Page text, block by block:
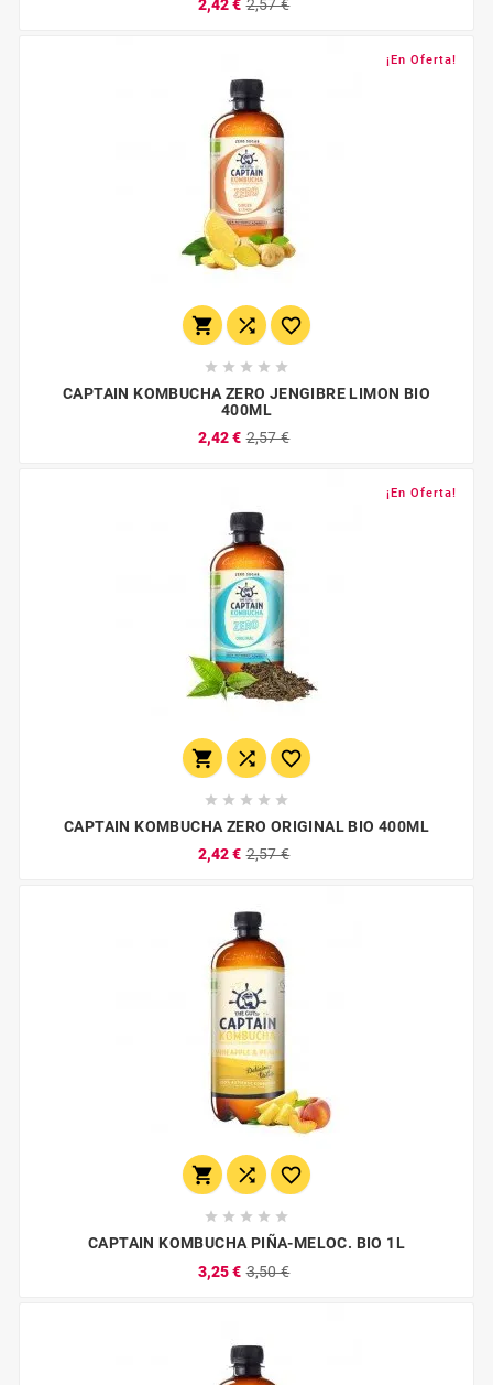
2,42 € 2,57 €
¡En Oferta!
  
    
CAPTAIN KOMBUCHA ZERO JENGIBRE LIMON BIO
400ML
2,42 € 2,57 €
¡En Oferta!
  
    
CAPTAIN KOMBUCHA ZERO ORIGINAL BIO 400ML
2,42 € 2,57 €
  
    
CAPTAIN KOMBUCHA PIÑA-MELOC. BIO 1L
3,25 € 3,50 €